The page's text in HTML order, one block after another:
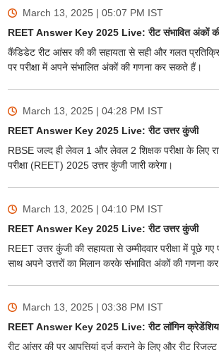
March 13, 2025 | 05:07 PM IST
REET Answer Key 2025 Live: रीट संभावित अंकों
कैंडिडेट रीट आंसर की की सहायता से सही और गलत
पर परीक्षा में अपने संभालित अंकों की गणना कर सकते हैं।
March 13, 2025 | 04:28 PM IST
REET Answer Key 2025 Live: रीट उत्तर कुंजी
RBSE जल्द ही लेवल 1 और लेवल 2 शिक्षक परीक्षा के लिए
परीक्षा (REET) 2025 उत्तर कुंजी जारी करेगा।
March 13, 2025 | 04:10 PM IST
REET Answer Key 2025 Live: रीट उत्तर कुंजी
REET उत्तर कुंजी की सहायता से उम्मीदवार परीक्षा में पूछे गए
साथ अपने उत्तरों का मिलान करके संभावित अंकों की गणना
March 13, 2025 | 03:38 PM IST
REET Answer Key 2025 Live: रीट लॉगिन
रीट आंसर की पर आपत्तियां दर्ज कराने के लिए और रीट